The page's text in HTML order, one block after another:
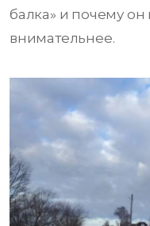
балка» и почему
внимательнее.